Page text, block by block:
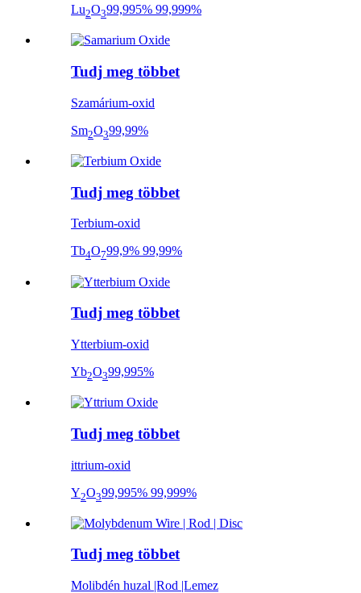
Lu2O399,995% 99,999%
Tudj meg többet
Szamárium-oxid
Sm2O399,99%
Tudj meg többet
Terbium-oxid
Tb4O799,9% 99,99%
Tudj meg többet
Ytterbium-oxid
Yb2O399,995%
Tudj meg többet
ittrium-oxid
Y2O399,995% 99,999%
Tudj meg többet
Molibdén huzal |Rod |Lemez